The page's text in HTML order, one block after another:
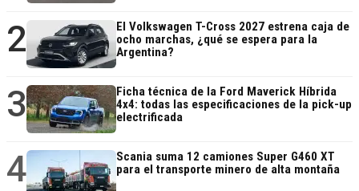
2
El Volkswagen T-Cross 2027 estrena caja de
ocho marchas, ¿qué se espera para la
Argentina?
3
Ficha técnica de la Ford Maverick Híbrida
4x4: todas las especificaciones de la pick-up
electrificada
4
Scania suma 12 camiones Super G460 XT
para el transporte minero de alta montaña